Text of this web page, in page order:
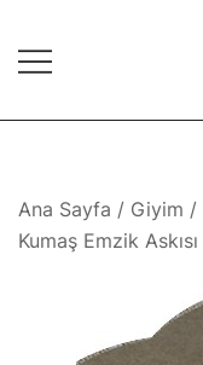
content
Ana Sayfa / Giyim /
Kumaş Emzik Askısı